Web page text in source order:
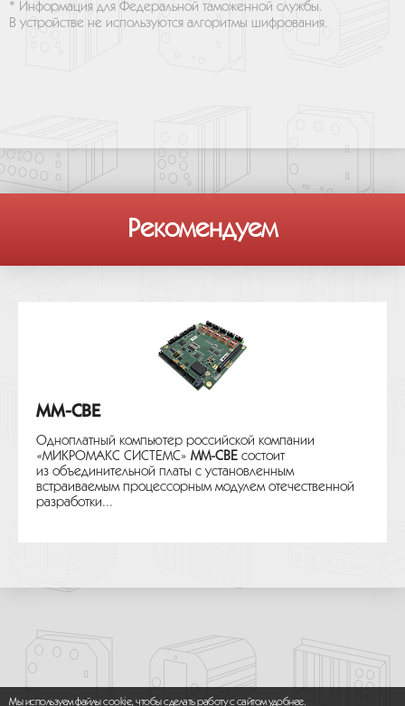
* Информация для Федеральной таможенной службы.
В устройстве не используются алгоритмы шифрования.
Рекомендуем
MM-CBE
Одноплатный компьютер российской компании
«МИКРОМАКС СИСТЕМС» MM-CBE состоит
из объединительной платы с установленным
встраиваемым процессорным модулем отечественной
разработки...
Мы используем файлы cookie, чтобы сделать работу с сайтом удобнее.